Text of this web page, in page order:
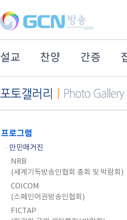
설교 찬양 간증
프로그램
- 만민매거진
NRB
(세계기독방송인협회 총회 및 박람회)
COICOM
(스페인어권방송인협회)
FICTAP